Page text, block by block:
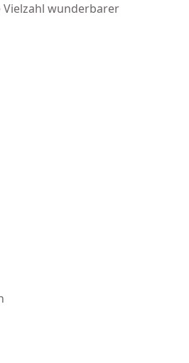
Vielzahl wunderbarer